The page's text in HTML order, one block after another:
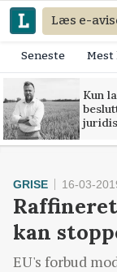
Læs e-
Seneste
Kun
GRISE 16-03-
kan
EU's forbud